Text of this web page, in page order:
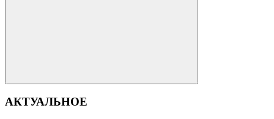
Поиск
АКТУАЛЬНОЕ